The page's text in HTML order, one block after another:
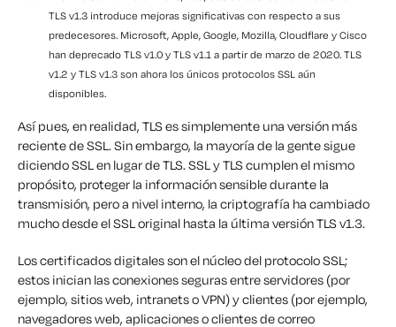
TLS v1.3 introduce mejoras significativas con respecto a sus
predecesores. Microsoft, Apple, Google, Mozilla, Cloudflare y Cisco
han deprecado TLS v1.0 y TLS v1.1 a partir de marzo de 2020. TLS
v1.2 y TLS v1.3 son ahora los únicos protocolos SSL aún
disponibles.
Así pues, en realidad, TLS es simplemente una versión más
reciente de SSL. Sin embargo, la mayoría de la gente sigue
diciendo SSL en lugar de TLS. SSL y TLS cumplen el mismo
propósito, proteger la información sensible durante la
transmisión, pero a nivel interno, la criptografía ha cambiado
mucho desde el SSL original hasta la última versión TLS v1.3.
Los certificados digitales son el núcleo del protocolo SSL;
estos inician las conexiones seguras entre servidores (por
ejemplo, sitios web, intranets o VPN) y clientes (por ejemplo,
navegadores web, aplicaciones o clientes de correo